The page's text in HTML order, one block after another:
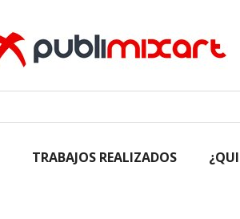
TRABAJOS REALIZADOS